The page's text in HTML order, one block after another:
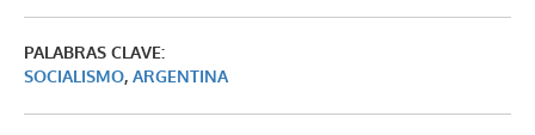
PALABRAS CLAVE:
SOCIALISMO, ARGENTINA